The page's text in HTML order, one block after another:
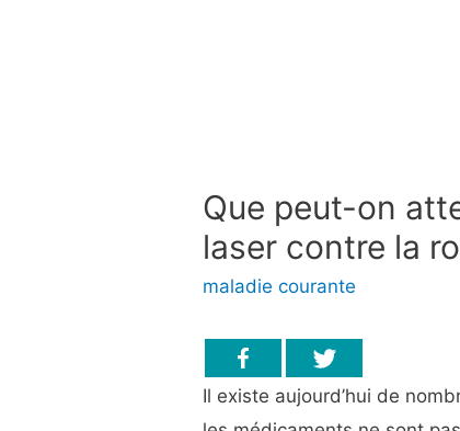
Que peut-on
laser contre la
maladie courante
Il existe aujourd’hui de